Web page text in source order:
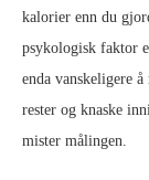
kalorier enn du
psykologisk faktor
enda vanskeligere
rester og knaske
mister målingen.